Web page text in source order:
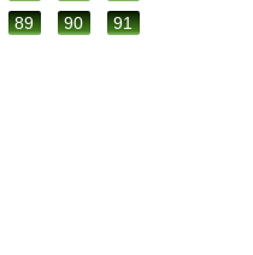
89 90
91